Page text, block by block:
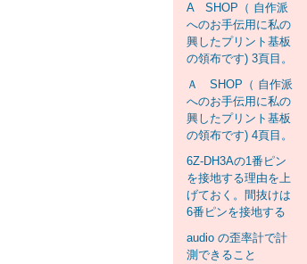
A SHOP（ 自作派
へのお手伝用に私の
興したプリント基板
の領布です) 3頁目。
Ａ SHOP（ 自作派
へのお手伝用に私の
興したプリント基板
の領布です) 4頁目。
6Z-DH3Aの1番ピン
を接地する理由を上
げておく。間抜けは
6番ピンを接地する
audio の歪率計で計
測できること